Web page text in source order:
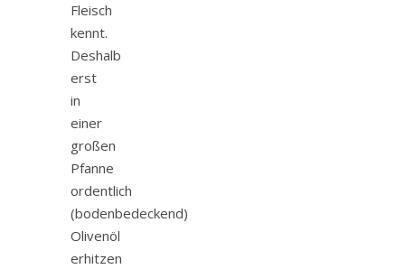
Fleisch
kennt.
Deshalb
erst
in
einer
großen
Pfanne
ordentlich
(bodenbedeckend)
Olivenöl
erhitzen